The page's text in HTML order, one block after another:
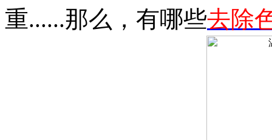
重......那么，有哪些去除